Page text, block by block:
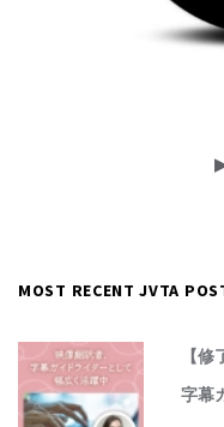
MOST RECENT JVTA
【
字幕